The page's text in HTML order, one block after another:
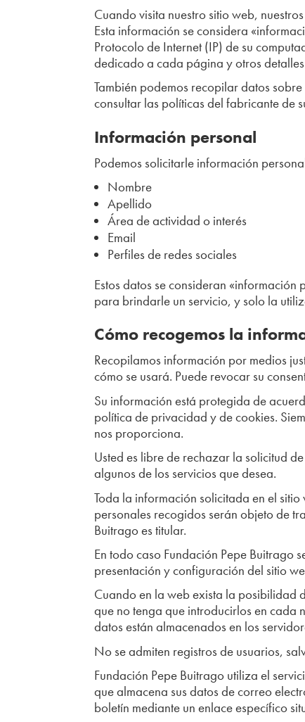
Cuando visita nuestro sitio web,
Esta información se considera
Protocolo de Internet (IP) de su
dedicado a cada página y otros
También podemos recopilar datos
consultar las políticas del fabricante de
Información personal
Podemos solicitarle información
Nombre
Apellido
Área de actividad o interés
Email
Perfiles de redes sociales
Estos datos se consideran
para brindarle un servicio, y solo la
Cómo recogemos la
Recopilamos información por medios
cómo se usará. Puede revocar su
Su información está protegida de
política de privacidad y de cookies.
nos proporciona.
Usted es libre de rechazar la solicitud
algunos de los servicios que desea.
Toda la información solicitada en el
personales recogidos serán objeto de
Buitrago es titular.
En todo caso Fundación Pepe Buitrago
presentación y configuración del sitio
Cuando en la web exista la posibilidad
que no tenga que introducirlos en cada
datos están almacenados en los
No se admiten registros de usuarios,
Fundación Pepe Buitrago utiliza el
que almacena sus datos de correo
boletín mediante un enlace específico